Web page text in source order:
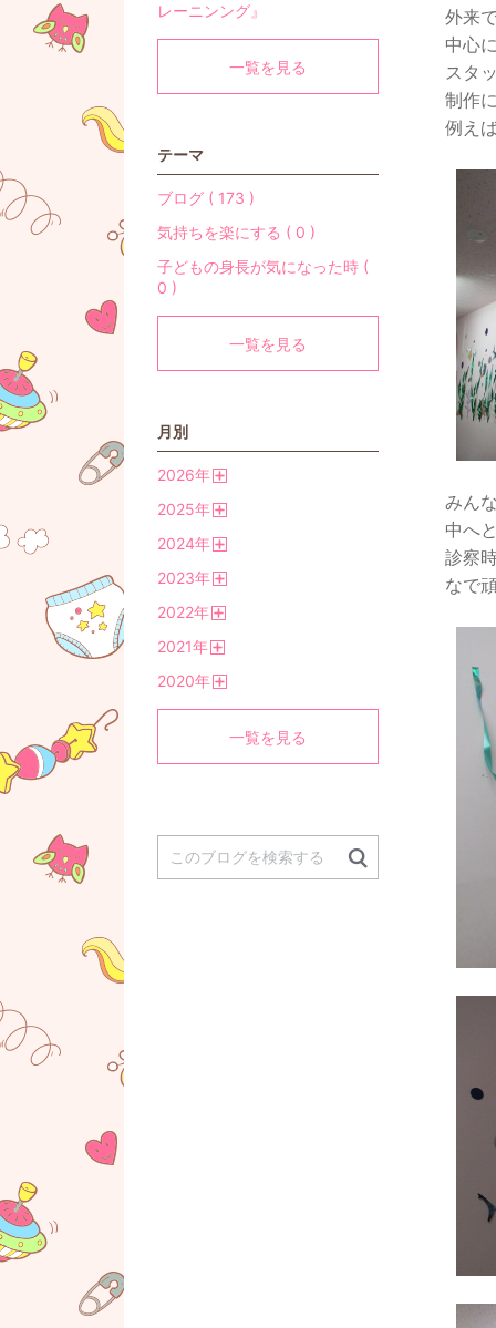
外来
中心
スタ
制作
例え
みん
中へ
診察
なで
レーニンング』
一覧を見る
テーマ
ブログ ( 173 )
気持ちを楽にする ( 0 )
子どもの身長が気になった時 (
0 )
一覧を見る
月別
2026年
2025年
2024年
2023年
2022年
2021年
2020年
一覧を見る